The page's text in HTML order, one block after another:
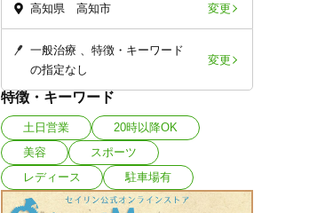
高知県 高知市 変更
一般治療
特徴・キーワード
の指定なし
変更
特徴・キーワード
土日営業
20時以降OK
美容
スポーツ
レディース
駐車場有